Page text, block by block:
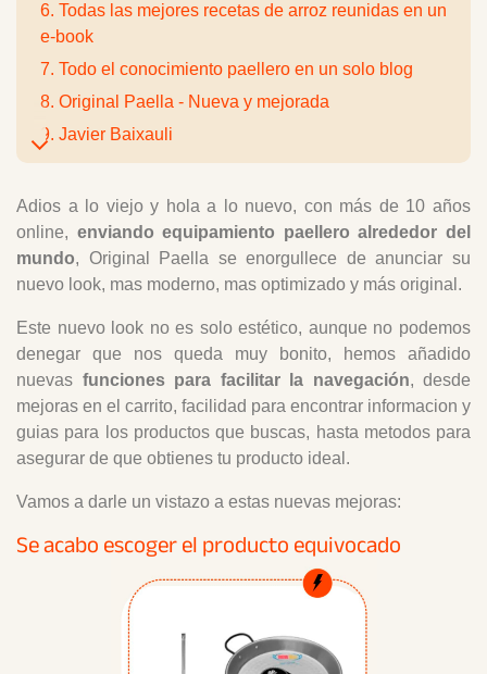
6. Todas las mejores recetas de arroz reunidas en un
e-book
7. Todo el conocimiento paellero en un solo blog
8. Original Paella - Nueva y mejorada
9. Javier Baixauli
Adios a lo viejo y hola a lo nuevo, con más de 10 años
online, enviando equipamiento paellero alrededor del
mundo, Original Paella se enorgullece de anunciar su
nuevo look, mas moderno, mas optimizado y más original.
Este nuevo look no es solo estético, aunque no podemos
denegar que nos queda muy bonito, hemos añadido
nuevas funciones para facilitar la navegación, desde
mejoras en el carrito, facilidad para encontrar informacion y
guias para los productos que buscas, hasta metodos para
asegurar de que obtienes tu producto ideal.
Vamos a darle un vistazo a estas nuevas mejoras:
Se acabo escoger el producto equivocado